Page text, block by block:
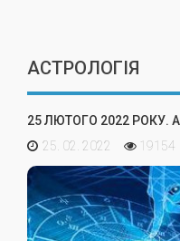
АСТРОЛОГІЯ
25 ЛЮТОГО 2022 РОКУ.
25. 02. 2022
19154